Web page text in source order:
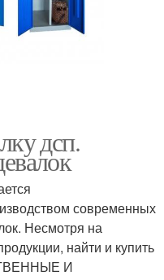
дсп.
современных
Несмотря на
найти и купить
И